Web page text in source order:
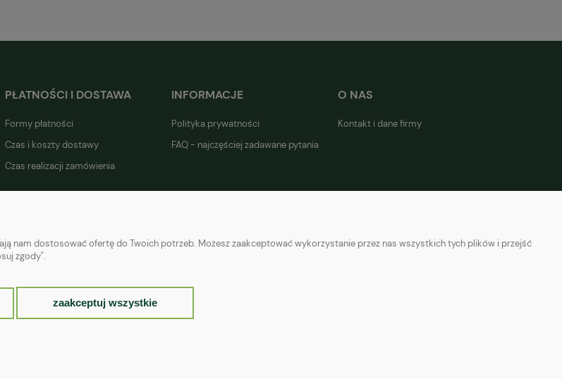
PŁATNOŚCI I DOSTAWA
Formy płatności
Czas i koszty dostawy
Czas realizacji zamówienia
INFORMACJE
Polityka prywatności
FAQ - najczęściej zadawane pytania
O NAS
Kontakt i dane firmy
nam dostosować ofertę do Twoich potrzeb. Możesz zaakceptować wykorzystanie przez nas wszystkich tych plików i przejść
zgody".
zaakceptuj wszystkie